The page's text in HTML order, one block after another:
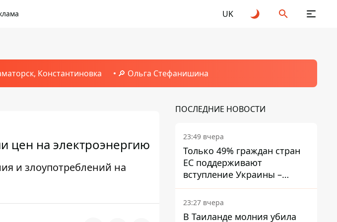
UK
Константиновка 🔎 Ольга Стефанишина
цен на электроэнергию
и злоупотреблений на
ПОСЛЕДНИЕ НОВОСТИ
23:49 вчера
Только 49% граждан стран
ЕС поддерживают
вступление Украины –
результаты опроса
23:27 вчера
В Таиланде молния убила